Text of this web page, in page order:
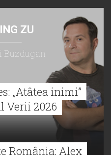
ZU
Buzdugan
„Atâtea inimi”
Verii 2026
România: Alex